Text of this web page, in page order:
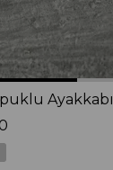
Ayakkabı